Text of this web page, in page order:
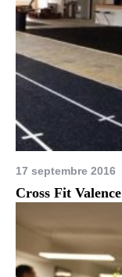
17 septembre 2016
Cross Fit Valence